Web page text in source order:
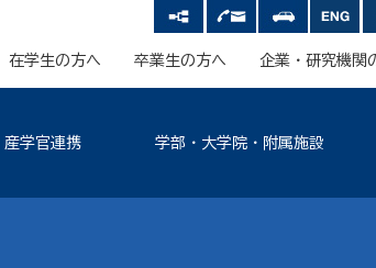
在学生の方へ 卒業生の方へ 企業・研究機関
産学官連携 学部・大学院・附属施設